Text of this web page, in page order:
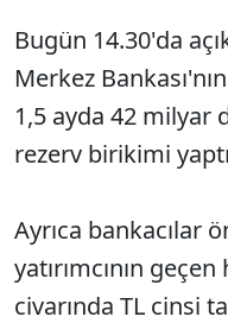
Bugün 14.30'da
Merkez
1,5 ayda 42 milyar
rezerv birikimi
Ayrıca bankacılar
yatırımcının
civarında TL cinsi